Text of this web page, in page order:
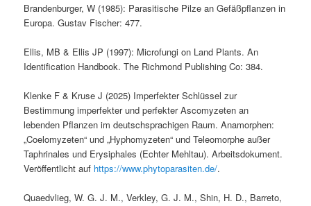
Brandenburger, W (1985): Parasitische Pilze an Gefäßpflanzen in
Europa. Gustav Fischer: 477.
Ellis, MB & Ellis JP (1997): Microfungi on Land Plants. An
Identification Handbook. The Richmond Publishing Co: 384.
Klenke F & Kruse J (2025) Imperfekter Schlüssel zur
Bestimmung imperfekter und perfekter Ascomyzeten an
lebenden Pflanzen im deutschsprachigen Raum. Anamorphen:
„Coelomyzeten“ und „Hyphomyzeten“ und Teleomorphe außer
Taphrinales und Erysiphales (Echter Mehltau). Arbeitsdokument.
Veröffentlicht auf https://www.phytoparasiten.de/.
Quaedvlieg, W. G. J. M., Verkley, G. J. M., Shin, H. D., Barreto,